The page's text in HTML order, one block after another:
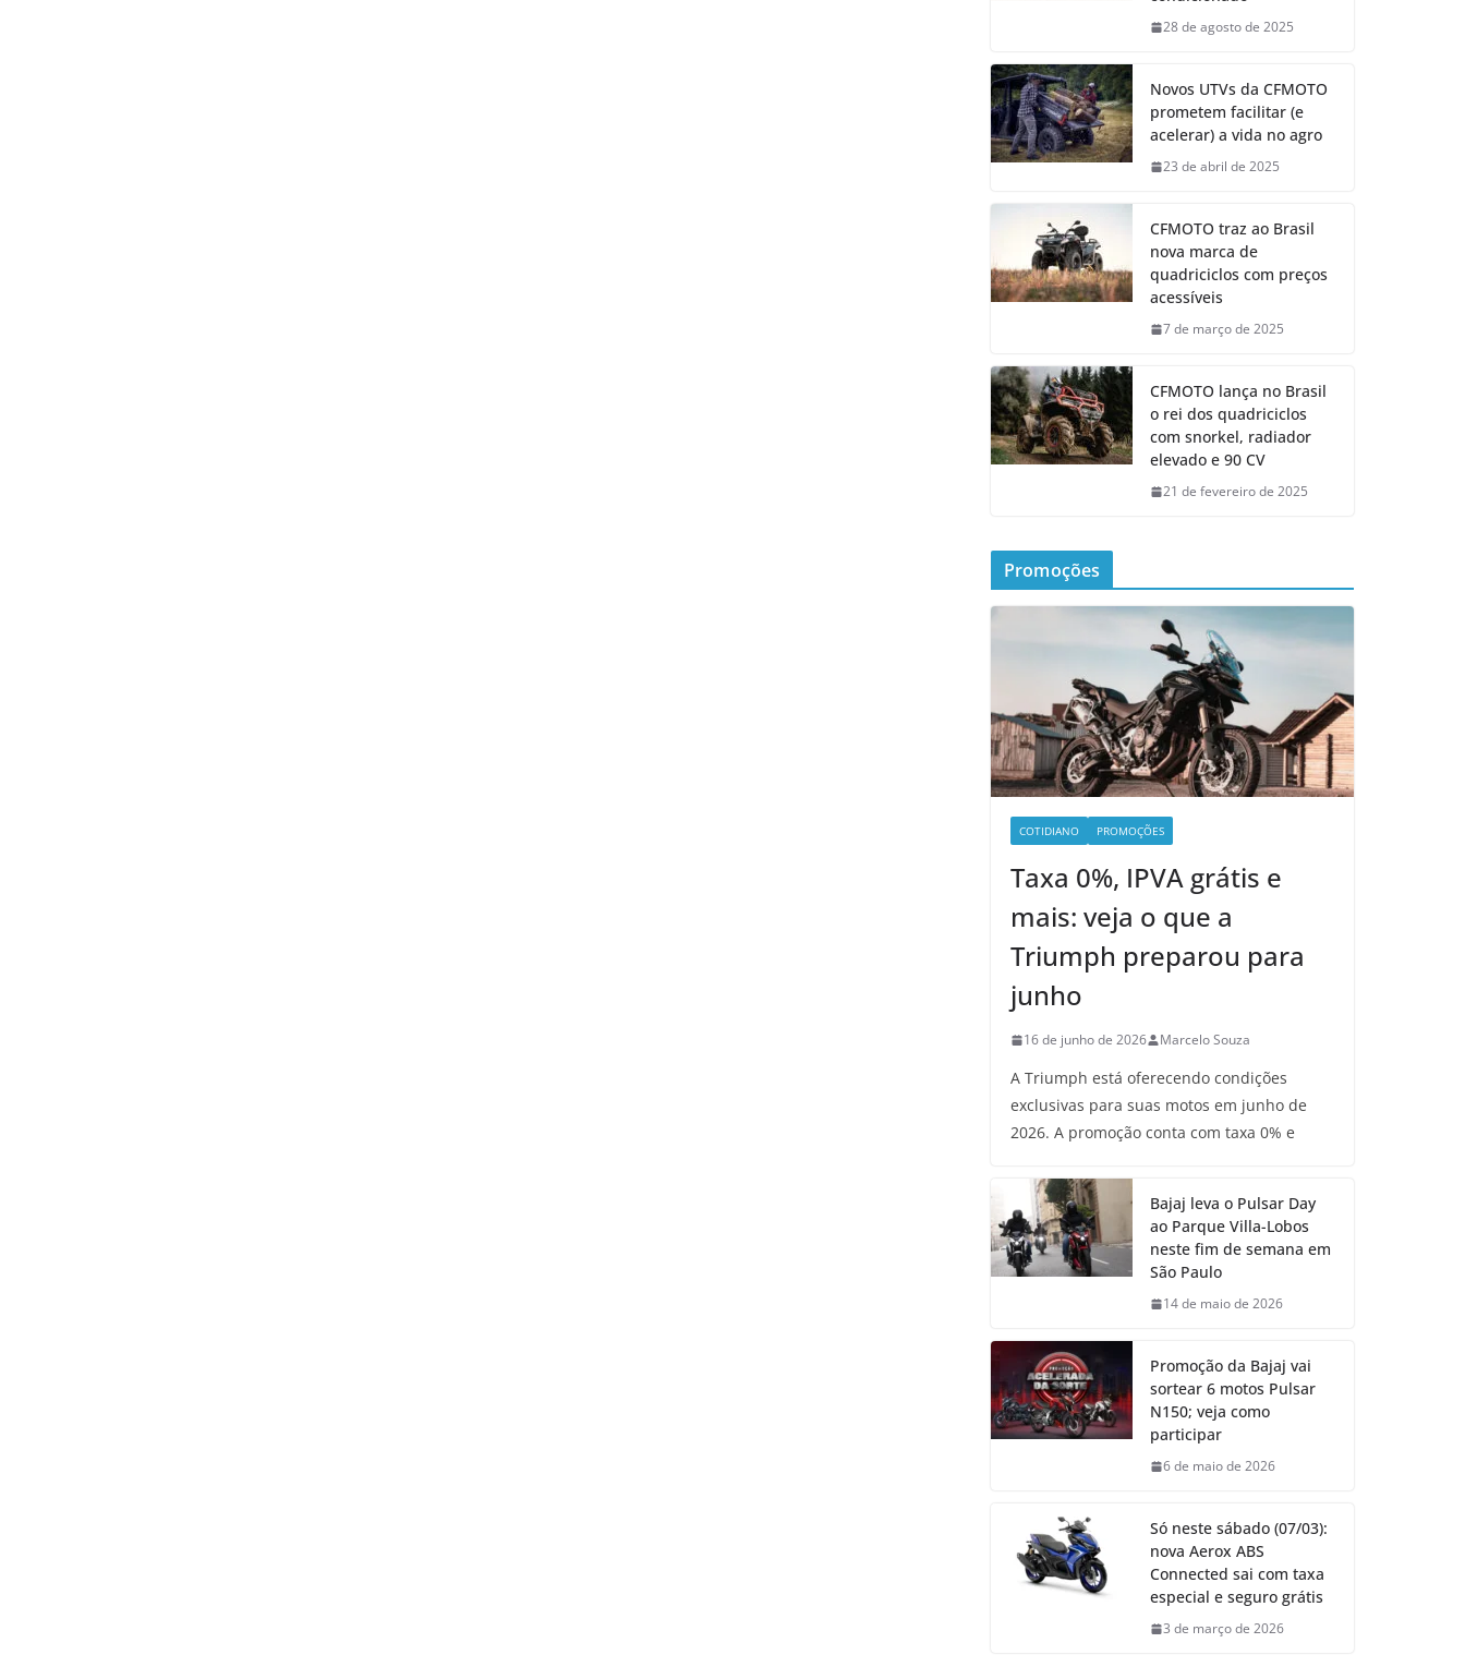
28 de agosto de 2025
Novos UTVs da CFMOTO
prometem facilitar (e
acelerar) a vida no agro
23 de abril de 2025
CFMOTO traz ao Brasil
nova marca de
quadriciclos com preços
acessíveis
7 de março de 2025
CFMOTO lança no Brasil
o rei dos quadriciclos
com snorkel, radiador
elevado e 90 CV
21 de fevereiro de 2025
Promoções
COTIDIANO PROMOÇÕES
Taxa 0%, IPVA grátis e
mais: veja o que a
Triumph preparou para
junho
16 de junho de 2026 Marcelo Souza
A Triumph está oferecendo condições
exclusivas para suas motos em junho de
2026. A promoção conta com taxa 0% e
Bajaj leva o Pulsar Day
ao Parque Villa-Lobos
neste fim de semana em
São Paulo
14 de maio de 2026
Promoção da Bajaj vai
sortear 6 motos Pulsar
N150; veja como
participar
6 de maio de 2026
Só neste sábado (07/03):
nova Aerox ABS
Connected sai com taxa
especial e seguro grátis
3 de março de 2026